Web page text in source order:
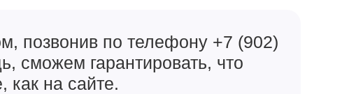
позвонив по телефону +7 (902)
сможем гарантировать, что
как на сайте.